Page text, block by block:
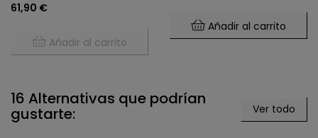
61,90 €
Añadir al carrito
Añadir al carrito
16 Alternativas que podrían
gustarte: Ver todo